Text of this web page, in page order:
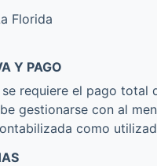
Florida
Y PAGO
requiere el pago total
gestionarse con al
como